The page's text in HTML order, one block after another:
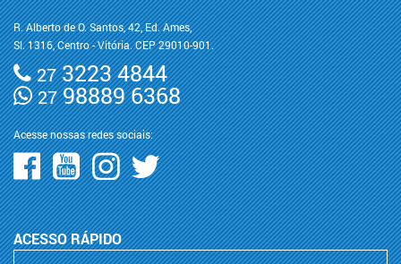
R. Alberto de O. Santos, 42, Ed. Ames,
Sl. 1316, Centro - Vitória. CEP 29010-901.
273223 4844
2798889 6368
Acesse nossas redes sociais:
ACESSO RÁPIDO